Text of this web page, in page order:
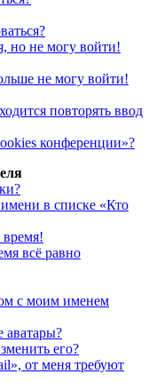
но не могу войти!
не могу войти!
повторять ввод
конференции»?
в списке «Кто
всё равно
с моим именем
аватары?
его?
от меня требуют